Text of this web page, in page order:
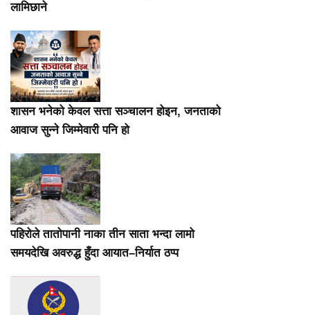
लामिछाने
शासन भनेको केवल सत्ता सञ्चालन होइन, जनताको
आवाज सुन्ने जिम्मेवारी पनि हो
पहिरोले तातोपानी नाका तीन साता भन्दा लामो
समयदेखि अवरुद्ध हुँदा आयात–निर्यात ठप्प